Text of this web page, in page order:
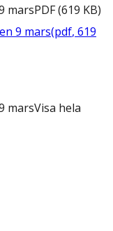
marsPDF(619 KB)
9 mars(pdf, 619
marsVisa hela